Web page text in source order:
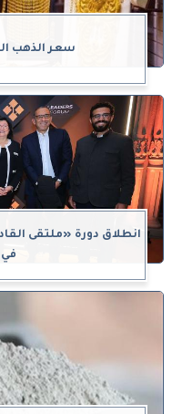
سعر الذهب اليوم
انطلاق دورة «ملتقى
في